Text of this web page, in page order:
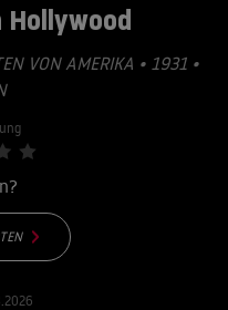
Hollywood
VON AMERIKA • 1931 •